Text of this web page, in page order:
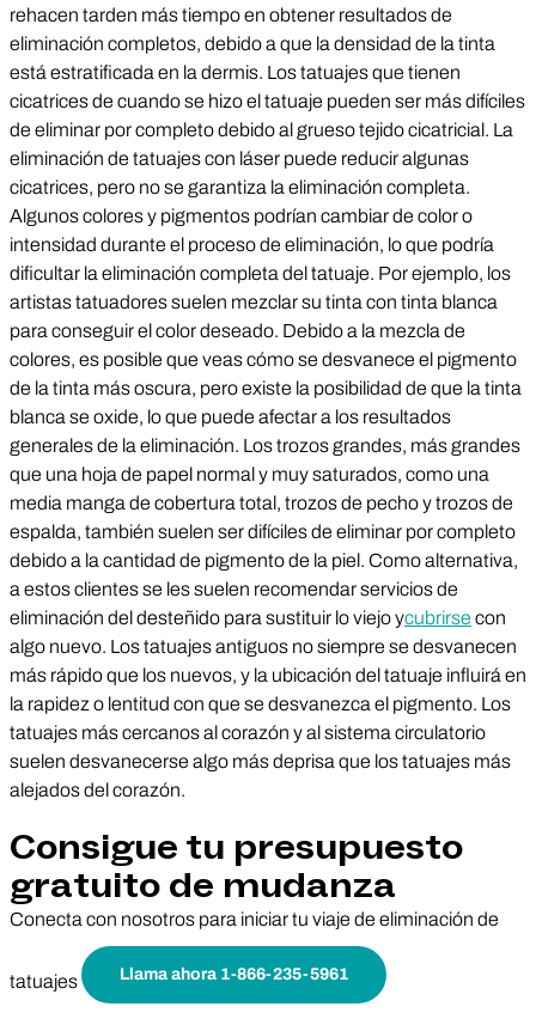
rehacen tarden más tiempo en obtener resultados de
eliminación completos, debido a que la densidad de la tinta
está estratificada en la dermis. Los tatuajes que tienen
cicatrices de cuando se hizo el tatuaje pueden ser más difíciles
de eliminar por completo debido al grueso tejido cicatricial. La
eliminación de tatuajes con láser puede reducir algunas
cicatrices, pero no se garantiza la eliminación completa.
Algunos colores y pigmentos podrían cambiar de color o
intensidad durante el proceso de eliminación, lo que podría
dificultar la eliminación completa del tatuaje. Por ejemplo, los
artistas tatuadores suelen mezclar su tinta con tinta blanca
para conseguir el color deseado. Debido a la mezcla de
colores, es posible que veas cómo se desvanece el pigmento
de la tinta más oscura, pero existe la posibilidad de que la tinta
blanca se oxide, lo que puede afectar a los resultados
generales de la eliminación. Los trozos grandes, más grandes
que una hoja de papel normal y muy saturados, como una
media manga de cobertura total, trozos de pecho y trozos de
espalda, también suelen ser difíciles de eliminar por completo
debido a la cantidad de pigmento de la piel. Como alternativa,
a estos clientes se les suelen recomendar servicios de
eliminación del desteñido para sustituir lo viejo ycubrirse con
algo nuevo. Los tatuajes antiguos no siempre se desvanecen
más rápido que los nuevos, y la ubicación del tatuaje influirá en
la rapidez o lentitud con que se desvanezca el pigmento. Los
tatuajes más cercanos al corazón y al sistema circulatorio
suelen desvanecerse algo más deprisa que los tatuajes más
alejados del corazón.
Consigue tu presupuesto
gratuito de mudanza
Conecta con nosotros para iniciar tu viaje de eliminación de
tatuajes Llama ahora 1-866-235-5961